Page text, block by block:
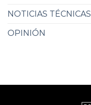
NOTICIAS TÉCNICAS
OPINIÓN